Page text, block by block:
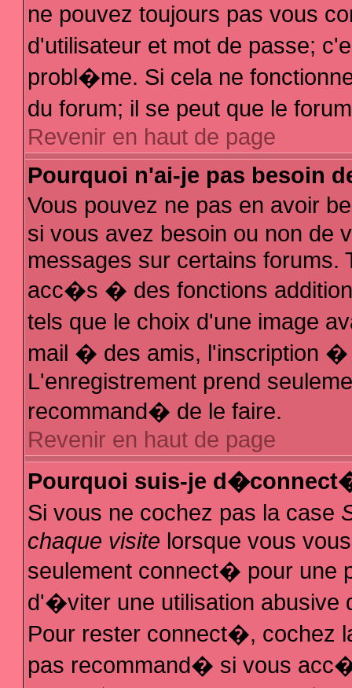
ne pouvez toujours pas vous
d'utilisateur et mot de passe;
probl�me. Si cela ne
du forum; il se peut que le
Revenir en haut de page
Pourquoi n'ai-je pas besoin
Vous pouvez ne pas en avoir
si vous avez besoin ou non de
messages sur certains forums.
acc�s � des fonctions
tels que le choix d'une image
mail � des amis, l'inscription �
L'enregistrement prend
recommand� de le faire.
Revenir en haut de page
Pourquoi suis-je
Si vous ne cochez pas la case
chaque visite lorsque vous
seulement connect� pour
d'�viter une utilisation abusive
Pour rester connect�, cochez
pas recommand� si vous